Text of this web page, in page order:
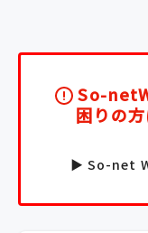
So-
困りの
▶ So-net